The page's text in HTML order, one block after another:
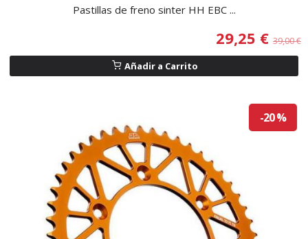
Pastillas de freno sinter HH EBC ...
29,25 € 39,00 €
Añadir a Carrito
-20 %